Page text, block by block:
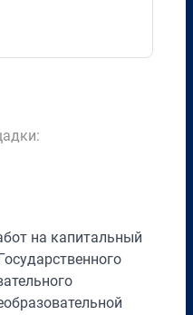
на капитальный